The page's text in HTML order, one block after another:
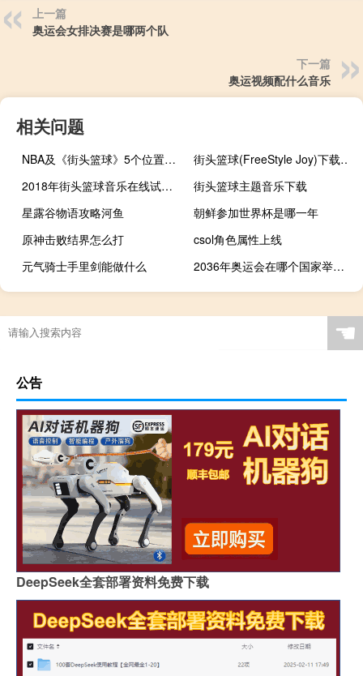
上一篇
奥运会女排决赛是哪两个队
下一篇
奥运视频配什么音乐
相关问题
NBA及《街头篮球》5个位置的详细介绍
街头篮球(FreeStyle Joy)下载(电脑、安卓和IOS所有版本)
2018年街头篮球音乐在线试听及下载
街头篮球主题音乐下载
星露谷物语攻略河鱼
朝鲜参加世界杯是哪一年
原神击败结界怎么打
csol角色属性上线
元气骑士手里剑能做什么
2036年奥运会在哪个国家举行的
原神队伍怎么排序
地下城堡2怎么加队伍属性
多大年纪能骑车上班
门禁卡复制到手机（手机复制卡）☚
公告
DeepSeek全套部署资料免费下载